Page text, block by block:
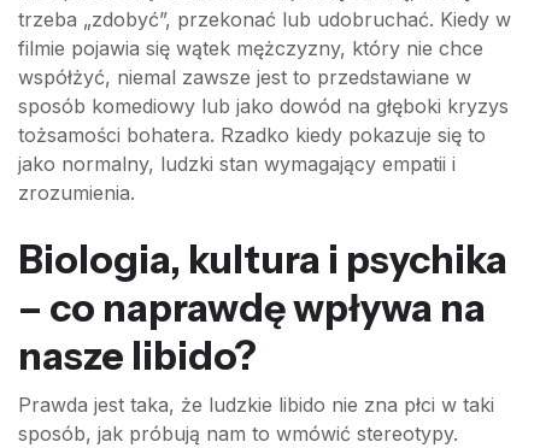
trzeba „zdobyć”, przekonać lub udobruchać. Kiedy w
filmie pojawia się wątek mężczyzny, który nie chce
współżyć, niemal zawsze jest to przedstawiane w
sposób komediowy lub jako dowód na głęboki kryzys
tożsamości bohatera. Rzadko kiedy pokazuje się to
jako normalny, ludzki stan wymagający empatii i
zrozumienia.
Biologia, kultura i psychika
– co naprawdę wpływa na
nasze libido?
Prawda jest taka, że ludzkie libido nie zna płci w taki
sposób, jak próbują nam to wmówić stereotypy.